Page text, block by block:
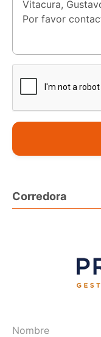
Corredora
Nombre